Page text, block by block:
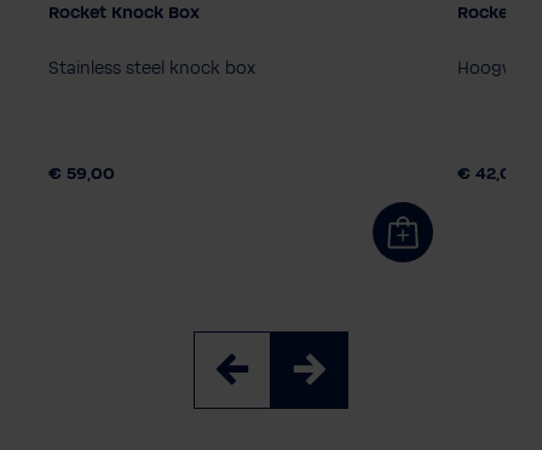
Rocket Knock Box
Stainless steel knock box
€ 59,00
Rocket
€ 42,00